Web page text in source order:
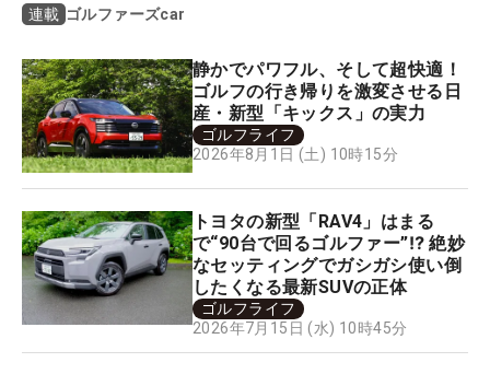
連載 ゴルファーズcar
静かでパワフル、そして超快適！
ゴルフの行き帰りを激変させる日
産・新型「キックス」の実力
ゴルフライフ
2026年8月1日 (土) 10時15分
トヨタの新型「RAV4」はまる
で“90台で回るゴルファー”⁉ 絶妙
なセッティングでガシガシ使い倒
したくなる最新SUVの正体
ゴルフライフ
2026年7月15日 (水) 10時45分